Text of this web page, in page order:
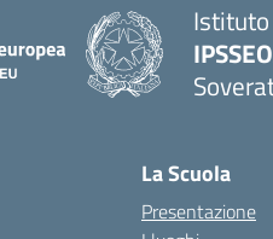
La Scuola
Presentazione